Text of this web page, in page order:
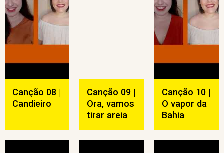
Canção 08 |
Candieiro
Canção 09 |
Ora, vamos
tirar areia
Canção 10 |
O vapor da
Bahia